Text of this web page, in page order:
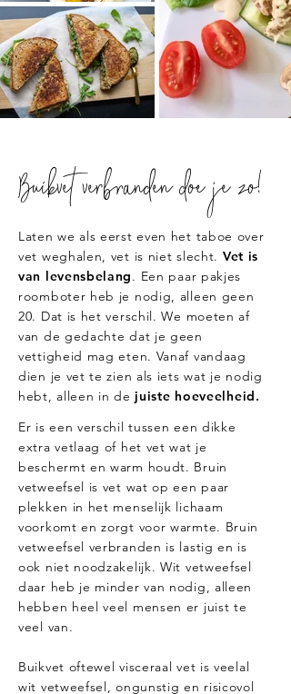
Buikvet verbranden doe je zo!
Laten we als eerst even het taboe over
vet weghalen, vet is niet slecht. Vet is
van levensbelang. Een paar pakjes
roomboter heb je nodig, alleen geen
20. Dat is het verschil. We moeten af
van de gedachte dat je geen
vettigheid mag eten. Vanaf vandaag
dien je vet te zien als iets wat je nodig
hebt, alleen in dejuiste hoeveelheid.
Er is een verschil tussen een dikke
extra vetlaag of het vet wat je
beschermt en warm houdt. Bruin
vetweefsel is vet wat op een paar
plekken in het menselijk lichaam
voorkomt en zorgt voor warmte. Bruin
vetweefsel verbranden is lastig en is
ook niet noodzakelijk. Wit vetweefsel
daar heb je minder van nodig, alleen
hebben heel veel mensen er juist te
veel van.
Buikvet oftewel visceraal vet is veelal
wit vetweefsel, ongunstig en risicovol